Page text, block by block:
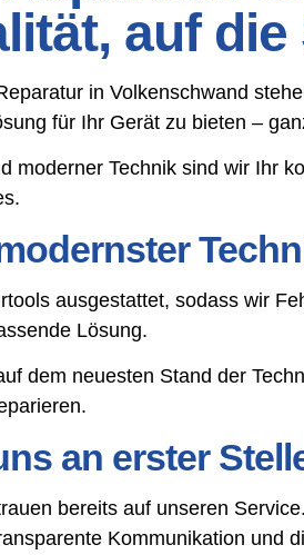
auf
in Volkenschwand
für Ihr Gerät zu bieten –
Technik sind wir Ihr
ausgestattet, sodass wir
Lösung.
dem neuesten Stand der
an erster
bereits auf unseren Service.
Kommunikation und